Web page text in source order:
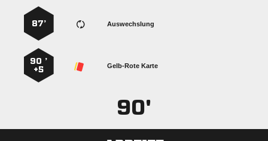
Auswechslung
87’
Gelb-Rote Karte
90 ’
+5
90'